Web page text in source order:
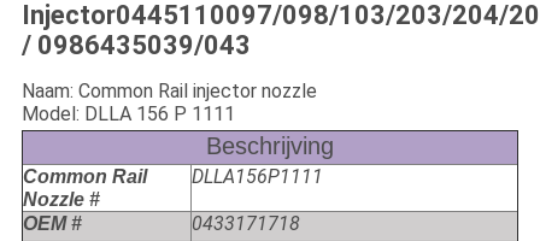
Injector0445110097/098/103/203/204/
/ 0986435039/043
Naam: Common Rail injector nozzle
Model: DLLA 156 P 1111
Beschrijving
Common Rail
Nozzle #
DLLA156P1111
OEM # 0433171718